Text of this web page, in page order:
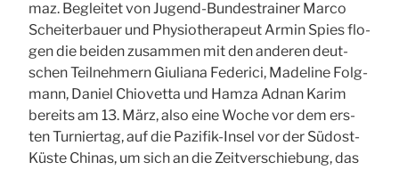
maz. Beglei­tet von Jugend-Bun­des­trai­ner Mar­co
Schei­ter­bau­er und Phy­sio­the­ra­peut Armin Spies flo­
gen die bei­den zusam­men mit den ande­ren deut­
schen Teil­neh­mern Giu­lia­na Fede­ri­ci, Made­li­ne Folg­
mann, Dani­el Chio­vet­ta und Ham­za Adnan Karim
bereits am 13. März, also eine Woche vor dem ers­
ten Tur­nier­tag, auf die Pazi­fik-Insel vor der Süd­ost-
Küs­te Chi­nas, um sich an die Zeit­ver­schie­bung, das